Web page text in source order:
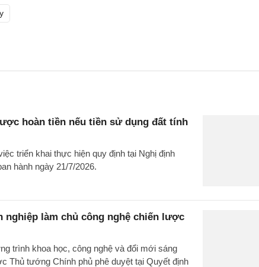
hoàn tiền nếu tiền sử dụng đất tính
triển khai thực hiện quy định tại Nghị định
hành ngày 21/7/2026.
nghiệp làm chủ công nghệ chiến lược
trình khoa học, công nghệ và đổi mới sáng
Thủ tướng Chính phủ phê duyệt tại Quyết định